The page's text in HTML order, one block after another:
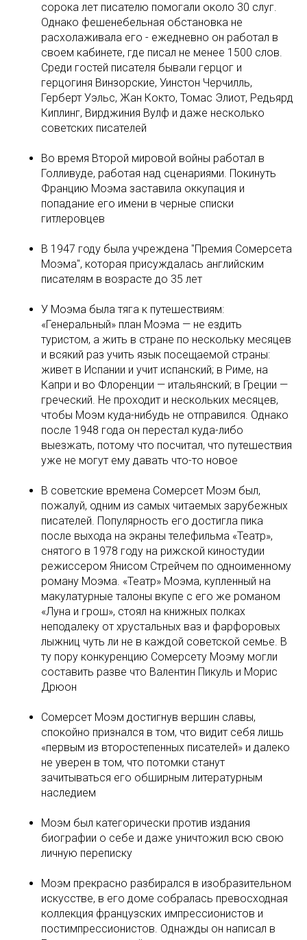
сорока лет писателю помогали около 30 слуг.
Однако фешенебельная обстановка не
расхолаживала его - ежедневно он работал в
своем кабинете, где писал не менее 1500 слов.
Среди гостей писателя бывали герцог и
герцогиня Винзорские, Уинстон Черчилль,
Герберт Уэльс, Жан Кокто, Томас Элиот, Редьярд
Киплинг, Вирджиния Вулф и даже несколько
советских писателей
Во время Второй мировой войны работал в
Голливуде, работая над сценариями. Покинуть
Францию Моэма заставила оккупация и
попадание его имени в черные списки
гитлеровцев
В 1947 году была учреждена "Премия Сомерсета
Моэма", которая присуждалась английским
писателям в возрасте до 35 лет
У Моэма была тяга к путешествиям:
«Генеральный» план Моэма — не ездить
туристом, а жить в стране по нескольку месяцев
и всякий раз учить язык посещаемой страны:
живет в Испании и учит испанский; в Риме, на
Капри и во Флоренции — итальянский; в Греции —
греческий. Не проходит и нескольких месяцев,
чтобы Моэм куда-нибудь не отправился. Однако
после 1948 года он перестал куда-либо
выезжать, потому что посчитал, что путешествия
уже не могут ему давать что-то новое
В советские времена Сомерсет Моэм был,
пожалуй, одним из самых читаемых зарубежных
писателей. Популярность его достигла пика
после выхода на экраны телефильма «Театр»,
снятого в 1978 году на рижской киностудии
режиссером Янисом Стрейчем по одноименному
роману Моэма. «Театр» Моэма, купленный на
макулатурные талоны вкупе с его же романом
«Луна и грош», стоял на книжных полках
неподалеку от хрустальных ваз и фарфоровых
лыжниц чуть ли не в каждой советской семье. В
ту пору конкуренцию Сомерсету Моэму могли
составить разве что Валентин Пикуль и Морис
Дрюон
Сомерсет Моэм достигнув вершин славы,
спокойно признался в том, что видит себя лишь
«первым из второстепенных писателей» и далеко
не уверен в том, что потомки станут
зачитываться его обширным литературным
наследием
Моэм был категорически против издания
биографии о себе и даже уничтожил всю свою
личную переписку
Моэм прекрасно разбирался в изобразительном
искусстве, в его доме собралась превосходная
коллекция французских импрессионистов и
постимпрессионистов. Однажды он написал в